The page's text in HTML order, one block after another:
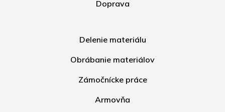
Doprava
Delenie materiálu
Obrábanie materiálov
Zámočnícke práce
Armovňa